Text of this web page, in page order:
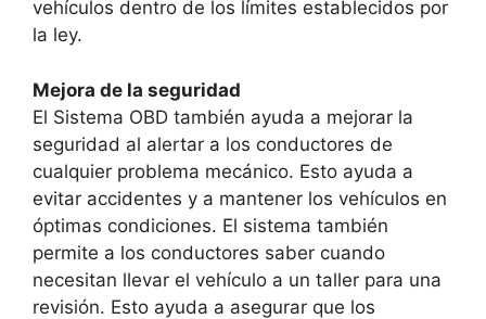
vehículos dentro de los límites establecidos por
la ley.
Mejora de la seguridad
El Sistema OBD también ayuda a mejorar la
seguridad al alertar a los conductores de
cualquier problema mecánico. Esto ayuda a
evitar accidentes y a mantener los vehículos en
óptimas condiciones. El sistema también
permite a los conductores saber cuando
necesitan llevar el vehículo a un taller para una
revisión. Esto ayuda a asegurar que los